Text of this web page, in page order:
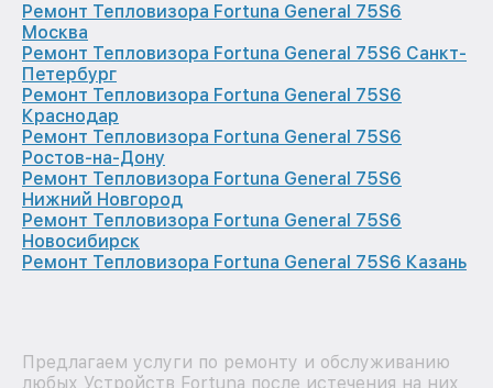
Ремонт Тепловизора Fortuna General 75S6
Москва
Ремонт Тепловизора Fortuna General 75S6 Санкт-
Петербург
Ремонт Тепловизора Fortuna General 75S6
Краснодар
Ремонт Тепловизора Fortuna General 75S6
Ростов-на-Дону
Ремонт Тепловизора Fortuna General 75S6
Нижний Новгород
Ремонт Тепловизора Fortuna General 75S6
Новосибирск
Ремонт Тепловизора Fortuna General 75S6 Казань
Предлагаем услуги по ремонту и обслуживанию
любых Устройств Fortuna после истечения на них